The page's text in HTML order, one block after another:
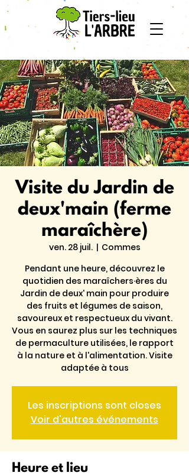
Visite du Jardin de
deux'main (ferme
maraîchère)
ven. 28 juil.
  |
Commes
Pendant une heure, découvrez le
quotidien des maraîchers·ères du
Jardin de deux' main pour produire
des fruits et légumes de saison,
savoureux et respectueux du vivant.
Vous en saurez plus sur les techniques
de permaculture utilisées, le rapport
à la nature et à l'alimentation. Visite
adaptée à tous
Les inscriptions sont closes
Voir d'autres événements
Heure et lieu